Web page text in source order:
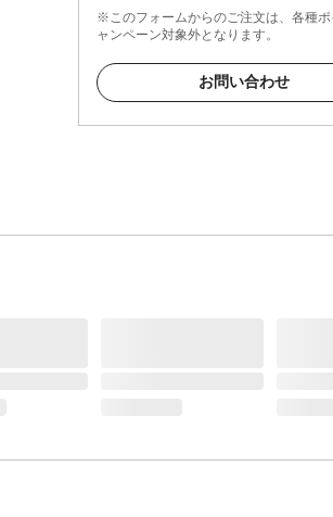
※このフォームからのご注文は、各種ポ
ャンペーン対象外となります。
お問い合わせ